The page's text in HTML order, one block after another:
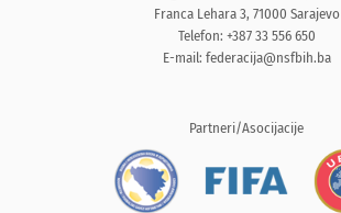
Franca Lehara 3, 71000 Sarajevo
Telefon: +387 33 556 650
E-mail: federacija@nsfbih.ba
Partneri/Asocijacije